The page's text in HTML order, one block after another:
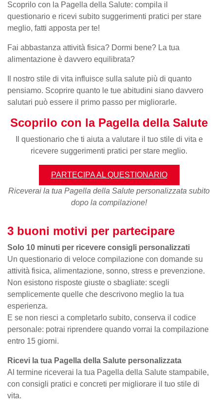
Scoprilo con la Pagella della Salute: compila il
questionario e ricevi subito suggerimenti pratici per stare
meglio, fatti apposta per te!
Fai abbastanza attività fisica? Dormi bene? La tua
alimentazione è davvero equilibrata?
Il nostro stile di vita influisce sulla salute più di quanto
pensiamo. Scoprire quanto le tue abitudini siano davvero
salutari può essere il primo passo per migliorarle.
Scoprilo con la Pagella della Salute
Il questionario che ti aiuta a valutare il tuo stile di vita e
ricevere suggerimenti pratici per stare meglio.
PARTECIPA AL QUESTIONARIO
Riceverai la tua Pagella della Salute personalizzata subito
dopo la compilazione!
3 buoni motivi per partecipare
Solo 10 minuti per ricevere consigli personalizzati
Un questionario di veloce compilazione con domande su
attività fisica, alimentazione, sonno, stress e prevenzione.
Non esistono risposte giuste o sbagliate: scegli
semplicemente quelle che descrivono meglio la tua
esperienza.
E se non riesci a completarlo subito, conserva il codice
personale: potrai riprendere quando vorrai la compilazione
entro 15 giorni.
Ricevi la tua Pagella della Salute personalizzata
Al termine riceverai la tua Pagella della Salute stampabile,
con consigli pratici e concreti per migliorare il tuo stile di
vita.